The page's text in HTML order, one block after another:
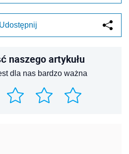
Udostępnij
naszego artykułu
dla nas bardzo ważna